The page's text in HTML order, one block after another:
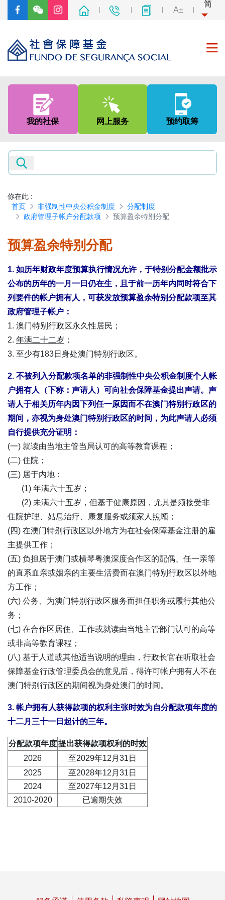
A±
简
关于我们
专题网页
表格下载区
我的社保 网上服务 预约取筹
你在此 :
首页
非强制性中央公积金制度
分配制度
政府管理子帐户分配款项
预算盈余特别分配
预算盈余特别分配
1. 如历年财政年度预算执行情况允许，于特别分配金额批示
公布的历年的一月一日仍在生，且于前一历年内同时符合下
列要件的帐户拥有人，可获发放预算盈余特别分配款项至其
政府管理子帐户：
1. 澳门特别行政区永久性居民；
2. 年满二十二岁 ；
3. 至少有183日身处澳门特别行政区。
2. 不被列入分配款项名单的非强制性中央公积金制度个人帐
户拥有人（下称：声请人）可向社会保障基金提出声请。声
请人于相关历年内因下列任一原因而不在澳门特别行政区的
期间，亦视为身处澳门特别行政区的时间，为此声请人必须
自行提供充分证明：
(一) 就读由当地主管当局认可的高等教育课程；
(二) 住院；
(三) 居于内地：
(1) 年满六十五岁；
(2) 未满六十五岁，但基于健康原因，尤其是须接受非
住院护理、姑息治疗、康复服务或须家人照顾；
(四) 在澳门特别行政区以外地方为在社会保障基金注册的雇
主提供工作；
(五) 负担居于澳门或横琴粤澳深度合作区的配偶、任一亲等
的直系血亲或姻亲的主要生活费而在澳门特别行政区以外地
方工作；
(六) 公务、为澳门特别行政区服务而担任职务或履行其他公
务；
(七) 在合作区居住、工作或就读由当地主管部门认可的高等
或非高等教育课程；
(八) 基于人道或其他适当说明的理由，行政长官在听取社会
保障基金行政管理委员会的意见后，得许可帐户拥有人不在
澳门特别行政区的期间视为身处澳门的时间。
3. 帐户拥有人获得款项的权利主张时效为自分配款项年度的
十二月三十一日起计的三年。
分配款项年度提出获得款项权利的时效
2026
至2029年12月31日
2025
至2028年12月31日
2024
至2027年12月31日
2010-2020
已逾期失效